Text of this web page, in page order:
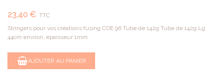
23,40 € TTC
Stringers pour vos créations fusing COE 96 Tube de 142g Tube de 142g Lg
44cm environ, épaisseur 1mm
AJOUTER AU PANIER